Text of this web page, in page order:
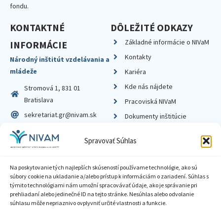
Spravovať Súhlas
Na poskytovanie tých najlepších skúseností používame technológie, ako sú
súbory cookie na ukladanie a/alebo prístup k informáciám o zariadení. Súhlas s
týmito technológiami nám umožní spracovávať údaje, ako je správanie pri
prehliadaní alebo jedinečné ID na tejto stránke. Nesúhlas alebo odvolanie
súhlasu môže nepriaznivo ovplyvniť určité vlastnosti a funkcie.
fondu.
KONTAKTNÉ
INFORMÁCIE
Národný inštitút vzdelávania a
mládeže
Stromová 1, 831 01
Bratislava
sekretariat.gr@nivam.sk
IČO: 00164348
DIČ: 2020798714
DÔLEŽITÉ ODKAZY
Základné informácie o NIVaM
Kontakty
Kariéra
Kde nás nájdete
Pracoviská NIVaM
Dokumenty inštitúcie
Zásady ochrany súkromia